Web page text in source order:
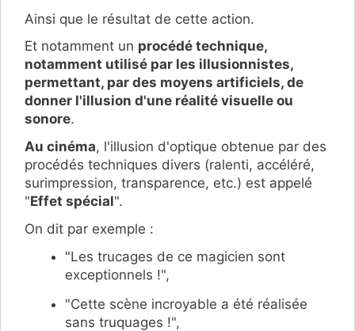
Ainsi que le résultat de cette action.
Et notamment un procédé technique,
notamment utilisé par les illusionnistes,
permettant, par des moyens artificiels, de
donner l'illusion d'une réalité visuelle ou
sonore.
Au cinéma, l'illusion d'optique obtenue par des
procédés techniques divers (ralenti, accéléré,
surimpression, transparence, etc.) est appelé
"Effet spécial".
On dit par exemple :
"Les trucages de ce magicien sont
exceptionnels !",
"Cette scène incroyable a été réalisée
sans truquages !",